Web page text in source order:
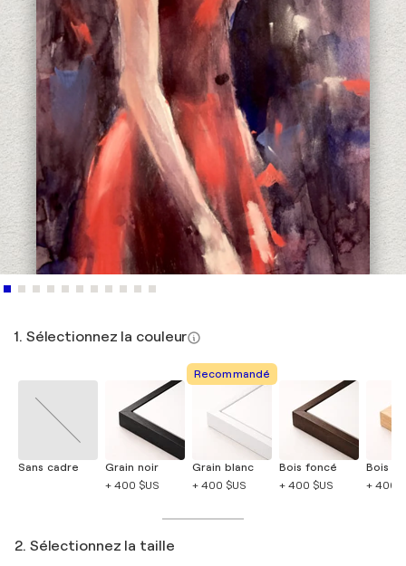
1. Sélectionnez la couleur
Sans cadre
Grain noir
+ 400 $US
Recommandé
Grain blanc
+ 400 $US
Bois foncé
+ 400 $US
Bois
+ 400
2. Sélectionnez la taille